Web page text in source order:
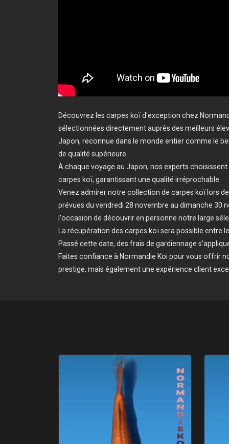
Découvrez les carpes koï d'exception chez
sélectionnées directement auprès des meilleurs
Japon, reconnue dans le monde entier comme le
de qualité supérieure.
À chaque voyage au Japon, nos experts
carpes koï, garantissant une qualité irréprochable.
Venez admirer notre collection de carpes koï lors
prévues du vendredi 28 novembre au dimanche 30
l'occasion de découvrir en personne notre large
La récupération des carpes koï sera possible entre
Passé cette date, des frais de gardiennage
Faites confiance à Normandie Koi pour vous offrir
prestige, mais également une expérience client